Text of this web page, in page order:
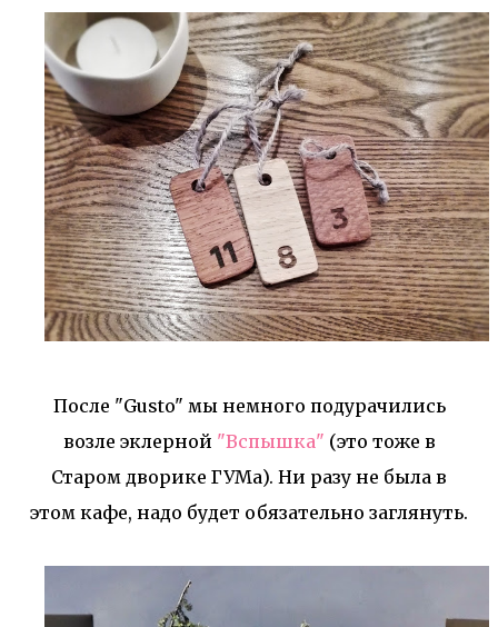
После "Gusto" мы немного подурачились
возле эклерной "Вспышка" (это тоже в
Старом дворике ГУМа). Ни разу не была в
этом кафе, надо будет обязательно заглянуть.